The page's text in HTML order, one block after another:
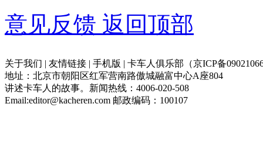
意见反馈 返回顶部
关于我们 | 友情链接 | 手机版 | 卡车人俱乐部（京ICP备
地址：北京市朝阳区红军营南路傲城融富中心A座804
讲述卡车人的故事。新闻热线：4006-020-508
Email:editor@kacheren.com 邮政编码：100107